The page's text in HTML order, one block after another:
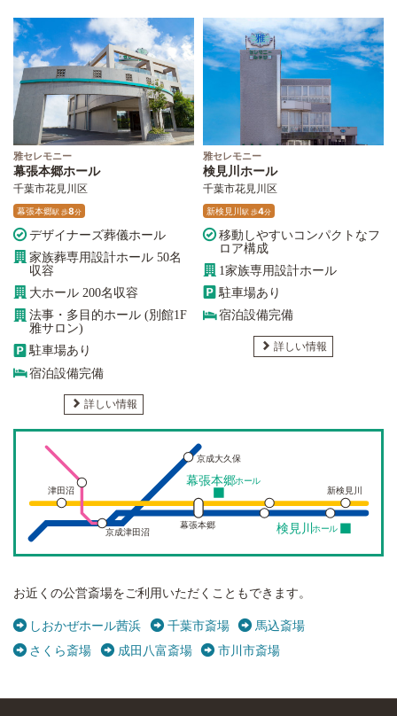
雅セレモニー
幕張本郷ホール
千葉市花見川区
幕張本郷駅歩8分
デザイナーズ葬儀ホール
家族葬専用設計ホール 50名
収容
大ホール 200名収容
法事・多目的ホール (別館1F
雅サロン)
駐車場あり
宿泊設備完備
詳しい情報
雅セレモニー
検見川ホール
千葉市花見川区
新検見川駅歩4分
移動しやすいコンパクトなフ
ロア構成
1家族専用設計ホール
駐車場あり
宿泊設備完備
詳しい情報
幕張本郷ホール
検見川ホール
幕張本郷
京成大久保
京成津田沼
津田沼 新検見川
お近くの公営斎場をご利用いただくこともできます。
しおかぜホール茜浜 千葉市斎場
馬込斎場
さくら斎場
成田八富斎場 市川市斎場